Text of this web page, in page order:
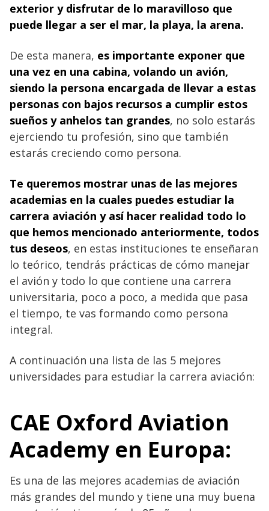
exterior y disfrutar de lo maravilloso que
puede llegar a ser el mar, la playa, la arena.
De esta manera, es importante exponer que
una vez en una cabina, volando un avión,
siendo la persona encargada de llevar a estas
personas con bajos recursos a cumplir estos
sueños y anhelos tan grandes, no solo estarás
ejerciendo tu profesión, sino que también
estarás creciendo como persona.
Te queremos mostrar unas de las mejores
academias en la cuales puedes estudiar la
carrera aviación y así hacer realidad todo lo
que hemos mencionado anteriormente, todos
tus deseos, en estas instituciones te enseñaran
lo teórico, tendrás prácticas de cómo manejar
el avión y todo lo que contiene una carrera
universitaria, poco a poco, a medida que pasa
el tiempo, te vas formando como persona
integral.
A continuación una lista de las 5 mejores
universidades para estudiar la carrera aviación:
CAE Oxford Aviation
Academy en Europa:
Es una de las mejores academias de aviación
más grandes del mundo y tiene una muy buena